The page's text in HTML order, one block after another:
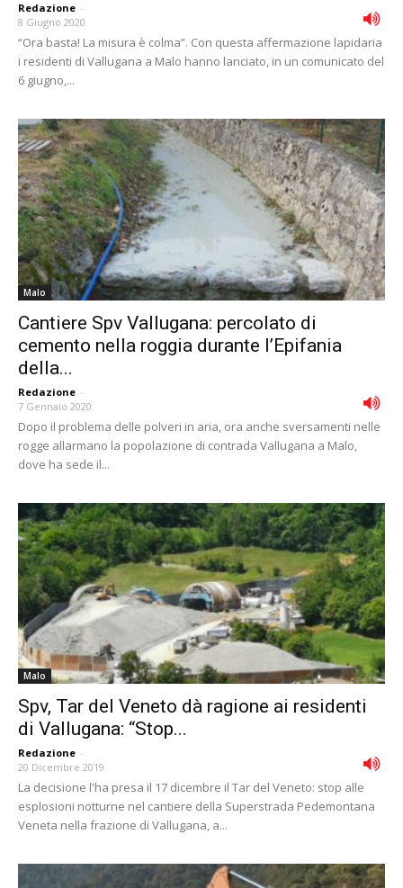
Redazione -
8 Giugno 2020
“Ora basta! La misura è colma”. Con questa affermazione lapidaria
i residenti di Vallugana a Malo hanno lanciato, in un comunicato del
6 giugno,...
Malo
Cantiere Spv Vallugana: percolato di
cemento nella roggia durante l’Epifania
della...
Redazione -
7 Gennaio 2020
Dopo il problema delle polveri in aria, ora anche sversamenti nelle
rogge allarmano la popolazione di contrada Vallugana a Malo,
dove ha sede il...
Malo
Spv, Tar del Veneto dà ragione ai residenti
di Vallugana: “Stop...
Redazione -
20 Dicembre 2019
La decisione l'ha presa il 17 dicembre il Tar del Veneto: stop alle
esplosioni notturne nel cantiere della Superstrada Pedemontana
Veneta nella frazione di Vallugana, a...